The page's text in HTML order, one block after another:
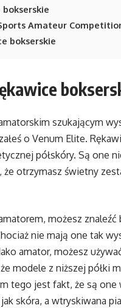
Amateur
bokserskie
szukającym
o Venum Elite.
półskóry. Są one
otrzymasz świetny
możesz
nie mają one tak
amator, możesz
modele z niższej półki
tego jest fakt, że są
skóra, a wtryskiwana